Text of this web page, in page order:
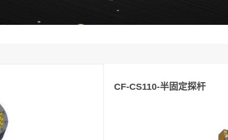
CF-CS110-半固定探杆